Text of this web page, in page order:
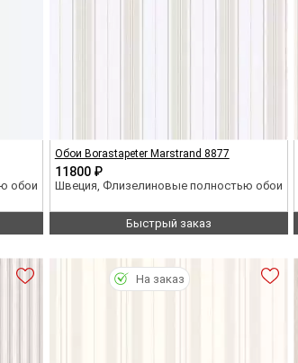
обои
Обои Borastapeter Marstrand 8877
11800 ₽
Швеция, Флизелиновые полностью обои
Быстрый заказ
На заказ